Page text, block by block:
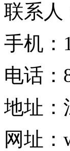
联系人
手机：
电话：
地址：
网址：